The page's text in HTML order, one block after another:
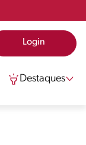
Login
Destaques